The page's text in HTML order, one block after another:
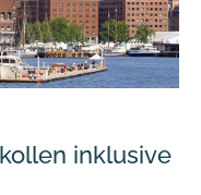
inklusive